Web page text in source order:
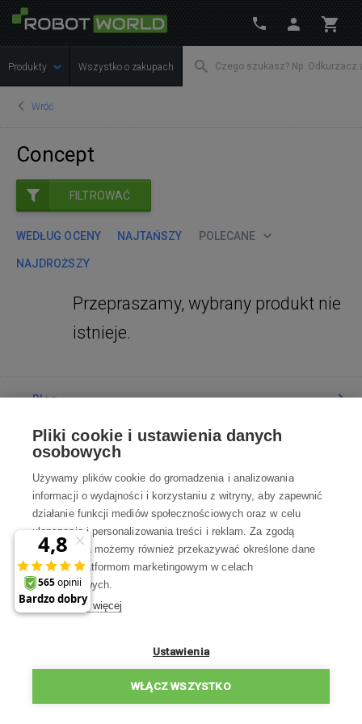
Produkty Wszystko o zakupach
Wróć
Concept
FILTROWAĆ
WEDŁUG OCENY NAJTAŃSZY POLECANE
NAJDROŻSZY
Przepraszamy, wybrany produkt nie
istnieje.
Blog
Poradnia
Wszystko o zakupach
Kontakt
Skontaktuj się z Nami
Pon-Pt 8:00—17:00
WSZYSTKIE KONTAKTY
Pliki cookie i ustawienia danych
osobowych
Używamy plików cookie do gromadzenia i analizowania
informacji o wydajności i korzystaniu z witryny, aby zapewnić
działanie funkcji mediów społecznościowych oraz w celu
ulepszania i personalizowania treści i reklam. Za zgodą
użytkownika możemy również przekazywać określone dane
osobowe platformom marketingowym w celach
marketingowych.
Dowiedz się więcej
Ustawienia
WŁĄCZ WSZYSTKO